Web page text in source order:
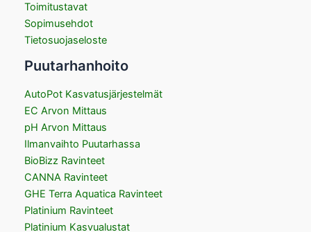
Toimitustavat
Sopimusehdot
Tietosuojaseloste
Puutarhanhoito
AutoPot Kasvatusjärjestelmät
EC Arvon Mittaus
pH Arvon Mittaus
Ilmanvaihto Puutarhassa
BioBizz Ravinteet
CANNA Ravinteet
GHE Terra Aquatica Ravinteet
Platinium Ravinteet
Platinium Kasvualustat